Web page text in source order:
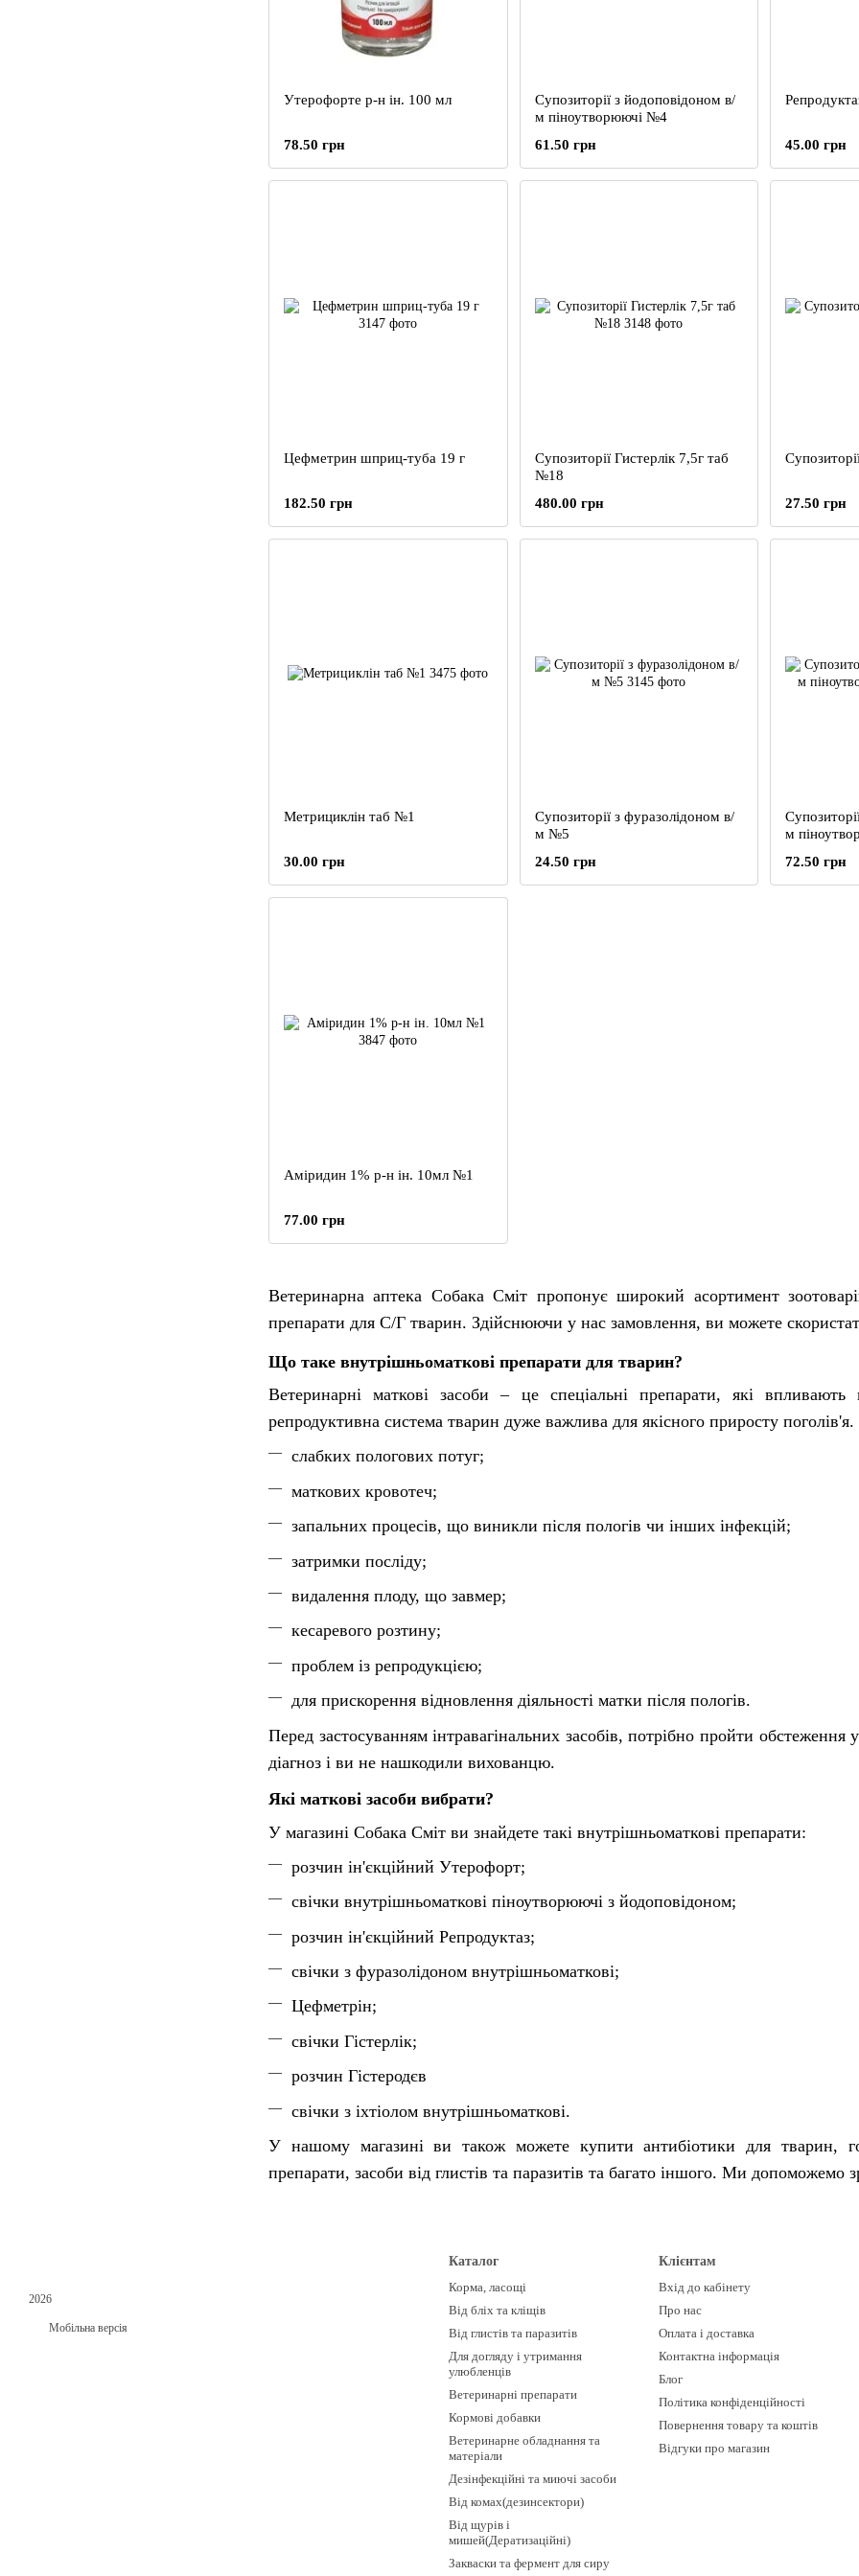
Ветеринарна аптека Собака Сміт пропонує широкий асортимент
препарати для С/Г тварин. Здійснюючи у нас замовлення, ви можете
Що таке внутрішньоматкові препарати для тварин?
Ветеринарні маткові засоби – це спеціальні препарати, які
репродуктивна система тварин дуже важлива для якісного приросту
слабких пологових потуг;
маткових кровотеч;
запальних процесів, що виникли після пологів чи інших інфекцій;
затримки посліду;
видалення плоду, що завмер;
кесаревого розтину;
проблем із репродукцією;
для прискорення відновлення діяльності матки після пологів.
Перед застосуванням інтравагінальних засобів, потрібно пройти
діагноз і ви не нашкодили вихованцю.
Які маткові засоби вибрати?
У магазині Собака Сміт ви знайдете такі внутрішньоматкові препарати:
розчин ін'єкційний Утерофорт;
свічки внутрішньоматкові піноутворюючі з йодоповідоном;
розчин ін'єкційний Репродуктаз;
свічки з фуразолідоном внутрішньоматкові;
Цефметрін;
свічки Гістерлік;
розчин Гістеродєв
свічки з іхтіолом внутрішньоматкові.
У нашому магазині ви також можете купити антибіотики для тварин,
препарати, засоби від глистів та паразитів та багато іншого. Ми
Утерофорте р-н ін. 100 мл
78.50 грн
Супозиторії з йодоповідоном в/
м піноутворюючі №4
61.50 грн
45.00 грн
Цефметрин шприц-туба 19 г
182.50 грн
Супозиторії Гистерлік 7,5г таб
№18
480.00 грн
27.50 грн
Метрициклін таб №1
30.00 грн
Супозиторії з фуразолідоном в/
м №5
24.50 грн
м
72.50 грн
Аміридин 1% р-н ін. 10мл №1
77.00 грн
2026
Мобільна версія
Каталог
Корма, ласощі
Від бліх та кліщів
Від глистів та паразитів
Для догляду і утримання
улюбленців
Ветеринарні препарати
Кормові добавки
Ветеринарне обладнання та
матеріали
Дезінфекційні та миючі засоби
Від комах(дезинсектори)
Від щурів і
мишей(Дератизаційні)
Закваски та фермент для сиру
Клієнтам
Вхід до кабінету
Про нас
Оплата і доставка
Контактна інформація
Блог
Політика конфіденційності
Повернення товару та коштів
Відгуки про магазин